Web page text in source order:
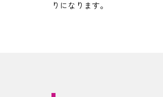
りになります。